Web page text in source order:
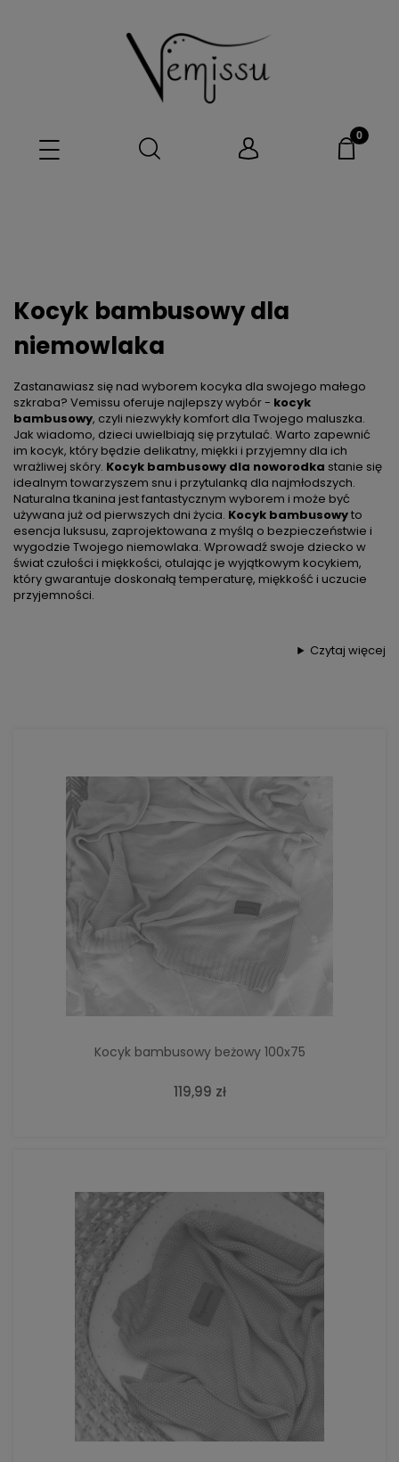
Kocyk bambusowy dla
niemowlaka
Zastanawiasz się nad wyborem kocyka dla swojego małego
szkraba? Vemissu oferuje najlepszy wybór - kocyk
bambusowy, czyli niezwykły komfort dla Twojego maluszka.
Jak wiadomo, dzieci uwielbiają się przytulać. Warto zapewnić
im kocyk, który będzie delikatny, miękki i przyjemny dla ich
wrażliwej skóry. Kocyk bambusowy dla noworodka stanie się
idealnym towarzyszem snu i przytulanką dla najmłodszych.
Naturalna tkanina jest fantastycznym wyborem i może być
używana już od pierwszych dni życia. Kocyk bambusowyto
esencja luksusu, zaprojektowana z myślą o bezpieczeństwie i
wygodzie Twojego niemowlaka. Wprowadź swoje dziecko w
świat czułości i miękkości, otulając je wyjątkowym kocykiem,
który gwarantuje doskonałą temperaturę, miękkość i uczucie
przyjemności.
Czytaj więcej
Kocyk bambusowy beżowy 100x75
119,99 zł